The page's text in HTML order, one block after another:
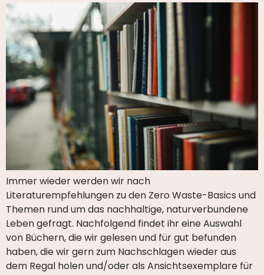
Immer wieder werden wir nach
Literaturempfehlungen zu den Zero Waste-Basics und
Themen rund um das nachhaltige, naturverbundene
Leben gefragt. Nachfolgend findet ihr eine Auswahl
von Büchern, die wir gelesen und für gut befunden
haben, die wir gern zum Nachschlagen wieder aus
dem Regal holen und/oder als Ansichtsexemplare für